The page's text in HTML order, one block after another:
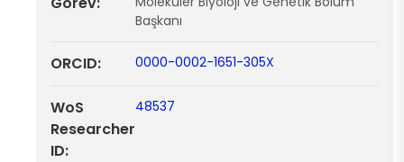
Başkanı
ORCID: 0000-0002-1651-305X
WoS
Researcher
ID:
48537